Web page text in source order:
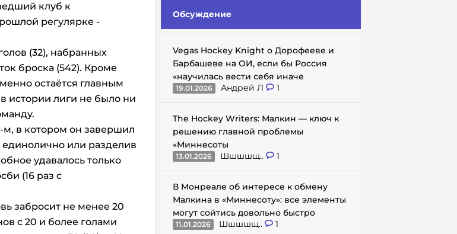
клуб к
регулярке -
(32), набранных
броска (542). Кроме
остаётся главным
истории лиги не было ни
м, в котором он завершил
или разделив
удавалось только
(16 раз с
забросит не менее 20
с 20 и более голами
Обсуждение
Vegas Hockey Knight о Дорофееве и
Барбашеве на ОИ, если бы Россия
«научилась вести себя иначе
19.01.2026 Андрей Л 1
The Hockey Writers: Малкин — ключ к
решению главной проблемы
«Миннесоты
13.01.2026 Шшшшщ.. 1
В Монреале об интересе к обмену
Малкина в «Миннесоту»: все элементы
могут сойтись довольно быстро
11.01.2026 Шшшшщ.. 1